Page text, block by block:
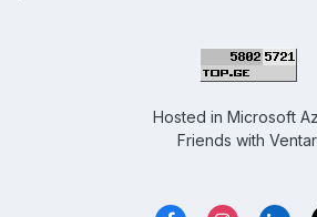
Hosted in Microsoft
Friends with